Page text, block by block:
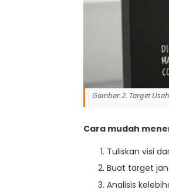
Gambar 2. Target
Cara mudah
Tuliskan visi
Buat target
Analisis